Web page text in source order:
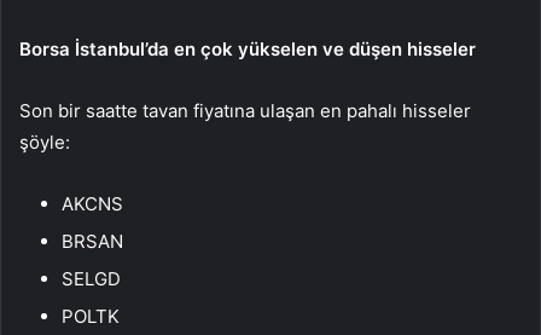
Borsa İstanbul’da en çok yükselen ve düşen hisseler
Son bir saatte tavan fiyatına ulaşan en pahalı hisseler
şöyle:
AKCNS
BRSAN
SELGD
POLTK